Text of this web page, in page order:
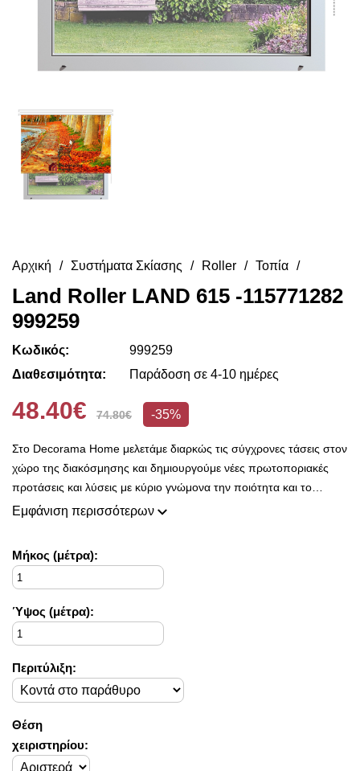
Αρχική Συστήματα Σκίασης Roller Τοπία
Land Roller LAND 615 -115771282
999259
Κωδικός:
999259
Διαθεσιμότητα:
Παράδοση σε 4-10 ημέρες
48.40€ 74.80€ -35%
Στο Decorama Home μελετάμε διαρκώς τις σύγχρονες τάσεις στον
χώρο της διακόσμησης και δημιουργούμε νέες πρωτοποριακές
προτάσεις και λύσεις με κύριο γνώμονα την ποιότητα και το
ασύγκριτο design, προκειμένου να είμαστε πάντοτε σε θέση να
φρέσκες ιδέες διακόσμησης, που ικανοποιούν ακόμη και τους πιο
απαιτητικούς!
Στο Decorama Home έχουμε ως στόχο να χαρίσουμε χρώμα και
ασύγκριτο στυλ στο προσωπικό σας χώρο και να τον αναδείξουμε
με τον πιο όμορφο τρόπο!
Εμφάνιση περισσότερων
Mήκος (μέτρα):
Ύψος (μέτρα):
Περιτύλιξη:
Θέση
χειριστηρίου: